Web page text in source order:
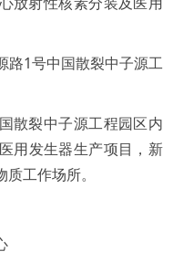
路1号中国散裂中子源工
散裂中子源工程园区内
用发生器生产项目，新
工作场所。